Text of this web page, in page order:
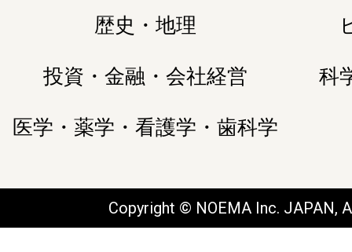
歴史・地理
投資・金融・会社経営 科
医学・薬学・看護学・歯科学
Copyright © NOEMA Inc. JAPAN,